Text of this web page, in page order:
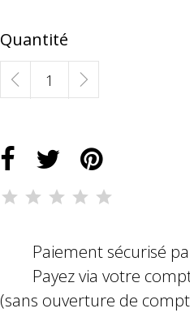
Quantité
Paiement sécurisé
Payez via votre
(sans ouverture de